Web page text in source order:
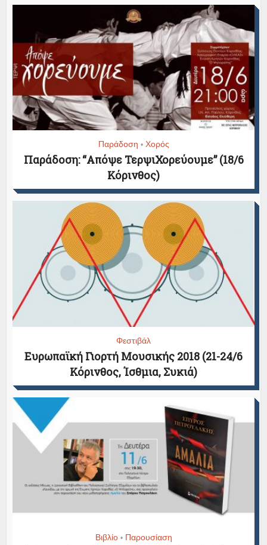
Παράδοση • Χορός
Παράδοση: “Απόψε ΤερψιΧορεύουμε” (18/6
Κόρινθος)
Φεστιβάλ
Ευρωπαϊκή Γιορτή Μουσικής 2018 (21-24/6
Κόρινθος, Ίσθμια, Συκιά)
Βιβλίο • Παρουσίαση